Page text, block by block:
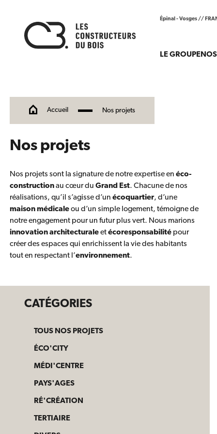
Épinal - Vosges //
LE GROUPE
Accueil Nos projets
Nos projets
Nos projets sont la signature de notre expertise en éco-
constructionau cœur du Grand Est. Chacune de nos
réalisations, qu’il s’agisse d’un écoquartier, d’une
maison médicaleou d’un simple logement, témoigne de
notre engagement pour un futur plus vert. Nous marions
innovation architecturaleetécoresponsabilité pour
créer des espaces qui enrichissent la vie des habitants
tout en respectant l’environnement.
CATÉGORIES
TOUS NOS PROJETS
ÉCO'CITY
MÉDI'CENTRE
PAYS'AGES
RÉ'CRÉATION
TERTIAIRE